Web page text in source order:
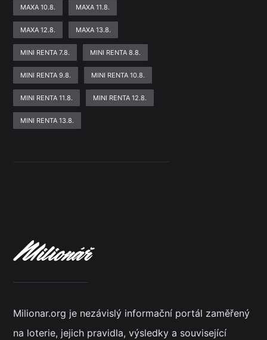
MAXA 10.8. MAXA 11.8.
MAXA 12.8. MAXA 13.8.
MINI RENTA 7.8. MINI RENTA 8.8.
MINI RENTA 9.8. MINI RENTA 10.8.
MINI RENTA 11.8. MINI RENTA 12.8.
MINI RENTA 13.8.
Milionar.org je nezávislý informační portál zaměřený
na loterie, jejich pravidla, výsledky a související